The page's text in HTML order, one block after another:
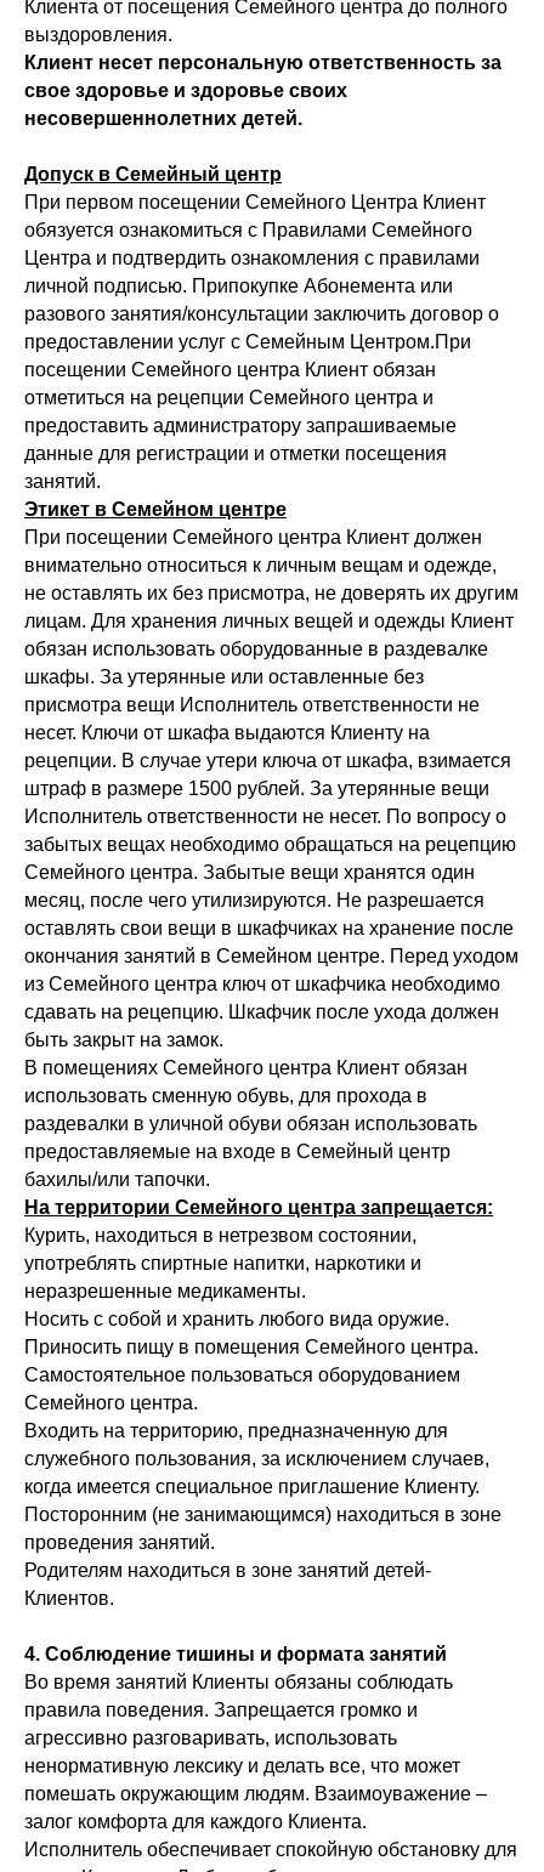
Клиента от посещения Семейного центра до полного
выздоровления.
Клиент несет персональную ответственность за
свое здоровье и здоровье своих
несовершеннолетних детей.
Допуск в Семейный центр
При первом посещении Семейного Центра Клиент
обязуется ознакомиться с Правилами Семейного
Центра и подтвердить ознакомления с правилами
личной подписью. Припокупке Абонемента или
разового занятия/консультации заключить договор о
предоставлении услуг с Семейным Центром.При
посещении Семейного центра Клиент обязан
отметиться на рецепции Семейного центра и
предоставить администратору запрашиваемые
данные для регистрации и отметки посещения
занятий.
Этикет в Семейном центре
При посещении Семейного центра Клиент должен
внимательно относиться к личным вещам и одежде,
не оставлять их без присмотра, не доверять их другим
лицам. Для хранения личных вещей и одежды Клиент
обязан использовать оборудованные в раздевалке
шкафы. За утерянные или оставленные без
присмотра вещи Исполнитель ответственности не
несет. Ключи от шкафа выдаются Клиенту на
рецепции. В случае утери ключа от шкафа, взимается
штраф в размере 1500 рублей. За утерянные вещи
Исполнитель ответственности не несет. По вопросу о
забытых вещах необходимо обращаться на рецепцию
Семейного центра. Забытые вещи хранятся один
месяц, после чего утилизируются. Не разрешается
оставлять свои вещи в шкафчиках на хранение после
окончания занятий в Семейном центре. Перед уходом
из Семейного центра ключ от шкафчика необходимо
сдавать на рецепцию. Шкафчик после ухода должен
быть закрыт на замок.
В помещениях Семейного центра Клиент обязан
использовать сменную обувь, для прохода в
раздевалки в уличной обуви обязан использовать
предоставляемые на входе в Семейный центр
бахилы/или тапочки.
На территории Семейного центра запрещается:
Курить, находиться в нетрезвом состоянии,
употреблять спиртные напитки, наркотики и
неразрешенные медикаменты.
Носить с собой и хранить любого вида оружие.
Приносить пищу в помещения Семейного центра.
Самостоятельное пользоваться оборудованием
Семейного центра.
Входить на территорию, предназначенную для
служебного пользования, за исключением случаев,
когда имеется специальное приглашение Клиенту.
Посторонним (не занимающимся) находиться в зоне
проведения занятий.
Родителям находиться в зоне занятий детей-
Клиентов.
4. Соблюдение тишины и формата занятий
Во время занятий Клиенты обязаны соблюдать
правила поведения. Запрещается громко и
агрессивно разговаривать, использовать
ненормативную лексику и делать все, что может
помешать окружающим людям. Взаимоуважение –
залог комфорта для каждого Клиента.
Исполнитель обеспечивает спокойную обстановку для